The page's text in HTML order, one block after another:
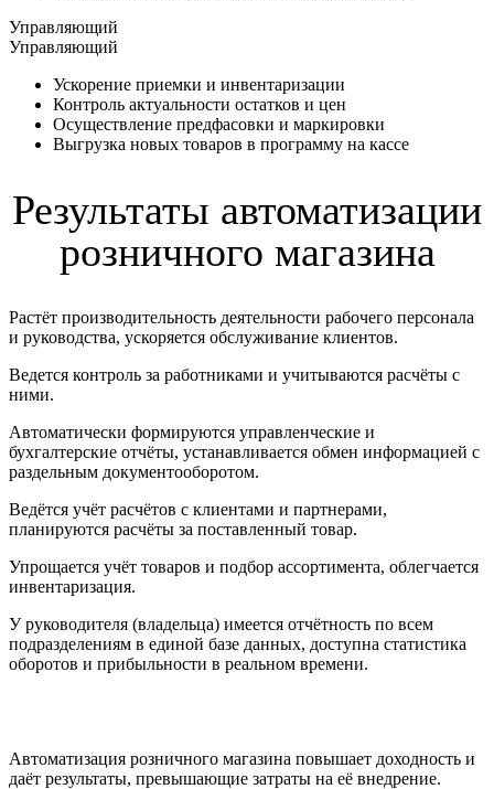
Управляющий
Управляющий
Ускорение приемки и инвентаризации
Контроль актуальности остатков и цен
Осуществление предфасовки и маркировки
Выгрузка новых товаров в программу на кассе
Результаты автоматизации
розничного магазина
Растёт производительность деятельности рабочего персонала
и руководства, ускоряется обслуживание клиентов.
Ведется контроль за работниками и учитываются расчёты с
ними.
Автоматически формируются управленческие и
бухгалтерские отчёты, устанавливается обмен информацией с
раздельным документооборотом.
Ведётся учёт расчётов с клиентами и партнерами,
планируются расчёты за поставленный товар.
Упрощается учёт товаров и подбор ассортимента, облегчается
инвентаризация.
У руководителя (владельца) имеется отчётность по всем
подразделениям в единой базе данных, доступна статистика
оборотов и прибыльности в реальном времени.
Автоматизация розничного магазина повышает доходность и
даёт результаты, превышающие затраты на её внедрение.